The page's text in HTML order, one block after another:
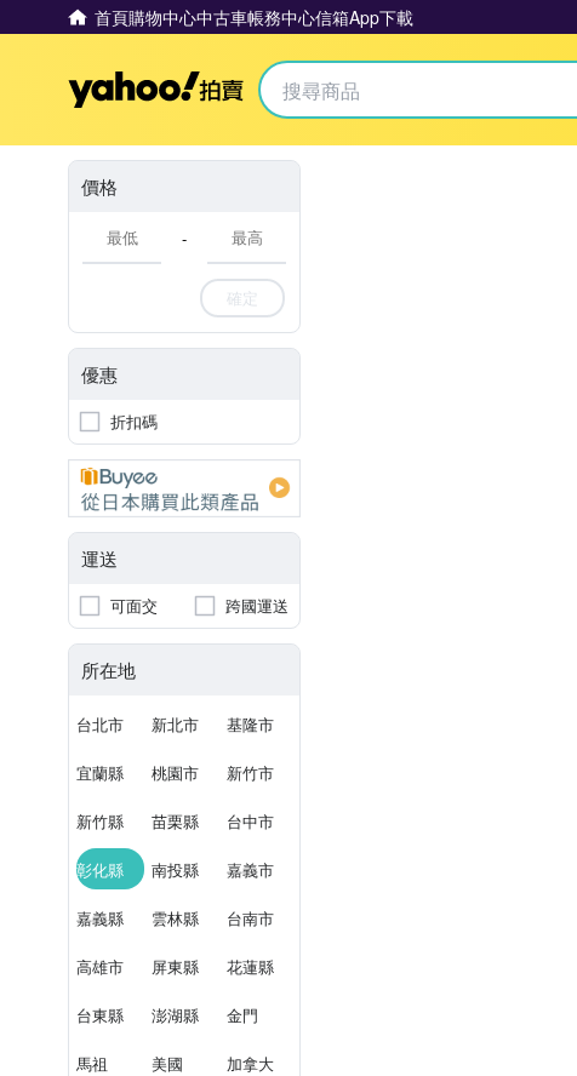
首頁購物中心中古車帳務中心信箱App下載
Yahoo拍賣
價格
-
確定
優惠
折扣碼
運送
可面交 跨國運送
所在地
台北市 新北市 基隆市
宜蘭縣 桃園市 新竹市
新竹縣 苗栗縣 台中市
彰化縣 南投縣 嘉義市
嘉義縣 雲林縣 台南市
高雄市 屏東縣 花蓮縣
台東縣 澎湖縣 金門
馬祖 美國 加拿大